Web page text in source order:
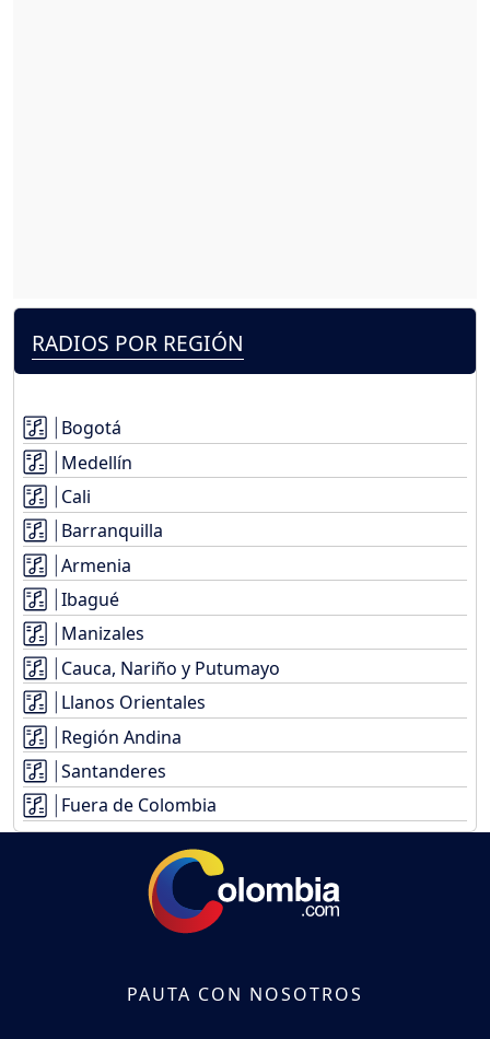
RADIOS POR REGIÓN
Bogotá
Medellín
Cali
Barranquilla
Armenia
Ibagué
Manizales
Cauca, Nariño y Putumayo
Llanos Orientales
Región Andina
Santanderes
Fuera de Colombia
PAUTA CON NOSOTROS